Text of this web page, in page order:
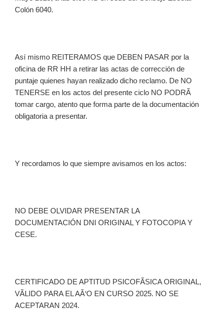
Colón 6040.
Así mismo REITERAMOS que DEBEN PASAR por la
oficina de RR HH a retirar las actas de corrección de
puntaje quienes hayan realizado dicho reclamo. De NO
TENERSE en los actos del presente ciclo NO PODRÃ
tomar cargo, atento que forma parte de la documentación
obligatoria a presentar.
Y recordamos lo que siempre avisamos en los actos:
NO DEBE OLVIDAR PRESENTAR LA
DOCUMENTACIÓN DNI ORIGINAL Y FOTOCOPIA Y
CESE.
CERTIFICADO DE APTITUD PSICOFÃSICA ORIGINAL,
VÃLIDO PARA EL AÃ‘O EN CURSO 2025. NO SE
ACEPTARAN 2024.